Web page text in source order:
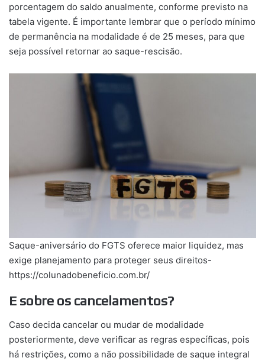
porcentagem do saldo anualmente, conforme previsto na
tabela vigente. É importante lembrar que o período mínimo
de permanência na modalidade é de 25 meses, para que
seja possível retornar ao saque-rescisão.
Saque-aniversário do FGTS oferece maior liquidez, mas
exige planejamento para proteger seus direitos-
https://colunadobeneficio.com.br/
E sobre os cancelamentos?
Caso decida cancelar ou mudar de modalidade
posteriormente, deve verificar as regras específicas, pois
há restrições, como a não possibilidade de saque integral